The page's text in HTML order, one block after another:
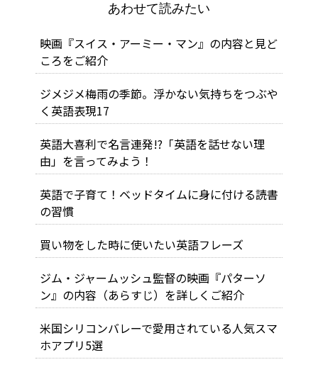
あわせて読みたい
映画『スイス・アーミー・マン』の内容と見ど
ころをご紹介
ジメジメ梅雨の季節。浮かない気持ちをつぶや
く英語表現17
英語大喜利で名言連発!?「英語を話せない理
由」を言ってみよう！
英語で子育て！ベッドタイムに身に付ける読書
の習慣
買い物をした時に使いたい英語フレーズ
ジム・ジャームッシュ監督の映画『パターソ
ン』の内容（あらすじ）を詳しくご紹介
米国シリコンバレーで愛用されている人気スマ
ホアプリ5選